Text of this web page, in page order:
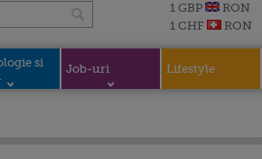
1 GBP
RON
1 CHF
RON
si
Job-uri Lifestyle